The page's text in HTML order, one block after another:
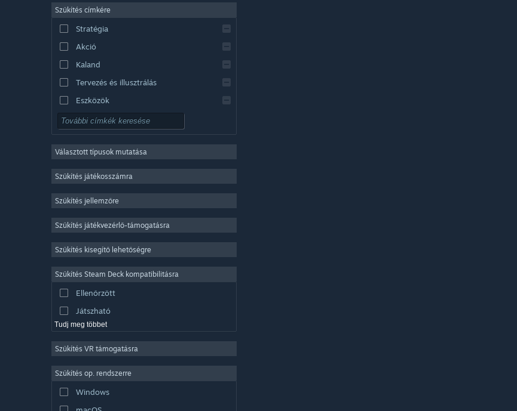
Szűkítés címkére
Stratégia
Akció
Kaland
Tervezés és illusztrálás
Eszközök
Ingyenesen játszható
Sokszereplős többjátékos
Indie
Könnyed
Szimuláció
Videószerkesztés
Fényképszerkesztés
Választott típusok mutatása
Szűkítés játékosszámra
Szűkítés jellemzőre
Szűkítés játékvezérlő-támogatásra
Szűkítés kisegítő lehetőségre
Szűkítés Steam Deck kompatibilitásra
Ellenőrzött
Játszható
Tudj meg többet
Szűkítés VR támogatásra
Szűkítés op. rendszerre
Windows